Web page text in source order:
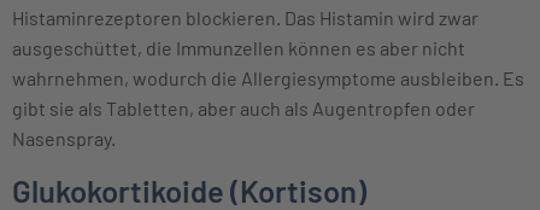
Histaminrezeptoren blockieren. Das Histamin wird zwar
ausgeschüttet, die Immunzellen können es aber nicht
wahrnehmen, wodurch die Allergiesymptome ausbleiben. Es
gibt sie als Tabletten, aber auch als Augentropfen oder
Nasenspray.
Glukokortikoide (Kortison)